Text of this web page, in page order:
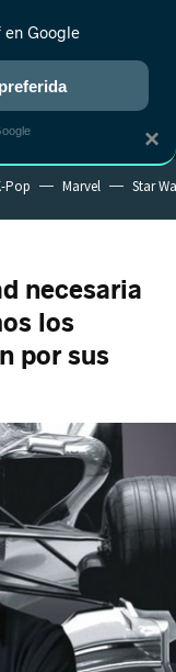
NUEVO
RANKINGS CINE
Pop Marvel Star
necesaria
los
por sus
×
en Google